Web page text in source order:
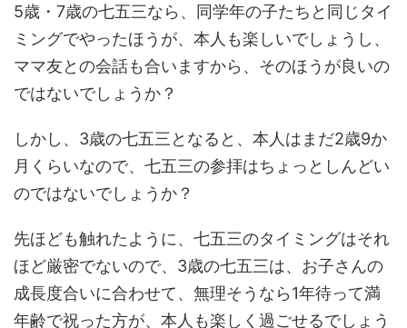
5歳・7歳の七五三なら、同学年の子たちと同じタイ
ミングでやったほうが、本人も楽しいでしょうし、
ママ友との会話も合いますから、そのほうが良いの
ではないでしょうか？
しかし、3歳の七五三となると、本人はまだ2歳9か
月くらいなので、七五三の参拝はちょっとしんどい
のではないでしょうか？
先ほども触れたように、七五三のタイミングはそれ
ほど厳密でないので、3歳の七五三は、お子さんの
成長度合いに合わせて、無理そうなら1年待って満
年齢で祝った方が、本人も楽しく過ごせるでしょう